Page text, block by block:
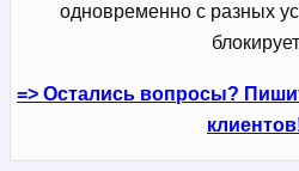
одновременно с разных
=> Остались вопросы?